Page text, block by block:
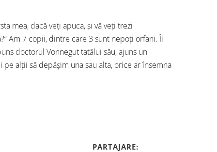
mea, dacă veți apuca, și vă veți trezi
Am 7 copii, dintre care 3 sunt nepoți orfani. Îi
doctorul Vonnegut tatălui său, ajuns un
pe alții să depășim una sau alta, orice ar însemna
PARTAJARE: